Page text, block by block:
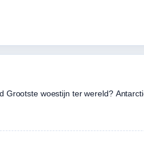
Grootste woestijn ter wereld?